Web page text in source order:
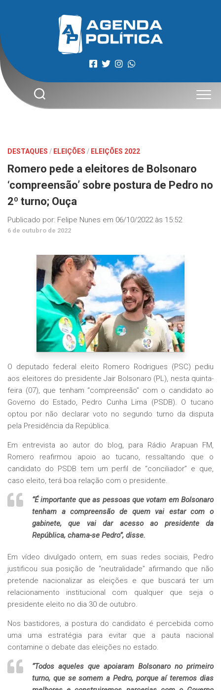
DESTAQUES / ELEIÇÕES / ELEIÇÕES 2022
Romero pede a eleitores de Bolsonaro
‘compreensão’ sobre postura de Pedro no
2º turno; Ouça
Publicado por: Felipe Nunes em 06/10/2022 às 15:52
6 de outubro de 2022
O deputado federal eleito Romero Rodrigues (PSC) pediu
aos eleitores do presidente Jair Bolsonaro (PL), nesta quinta-
feira (07), que tenham “compreensão” com o candidato ao
Governo do Estado, Pedro Cunha Lima (PSDB). O tucano
optou por não declarar voto no segundo turno da disputa
pela Presidência da República.
Em entrevista ao autor do blog, para Rádio Arapuan FM,
Romero reafirmou apoio ao tucano, ressaltando que o
candidato do PSDB tem um perfil de “conciliador” e que,
caso eleito, terá boa relação com o presidente.
“É importante que as pessoas que votam em Bolsonaro
tenham a compreensão de quem vai estar com o
gabinete, que vai dar acesso ao presidente da
República, chama-se Pedro”, disse.
Em vídeo divulgado ontem, em suas redes sociais, Pedro
justificou sua posição de “neutralidade” afirmando que não
pretende nacionalizar as eleições e que buscará ter um
relacionamento institucional com qualquer que seja o
presidente eleito no dia 30 de outubro.
Nos bastidores, a postura do candidato é percebida como
uma uma estratégia para evitar que a pauta nacional
contamine o debate das eleições no estado.
“Todos aqueles que apoiaram Bolsonaro no primeiro
turno, que se somem a Pedro, porque aí teremos dias